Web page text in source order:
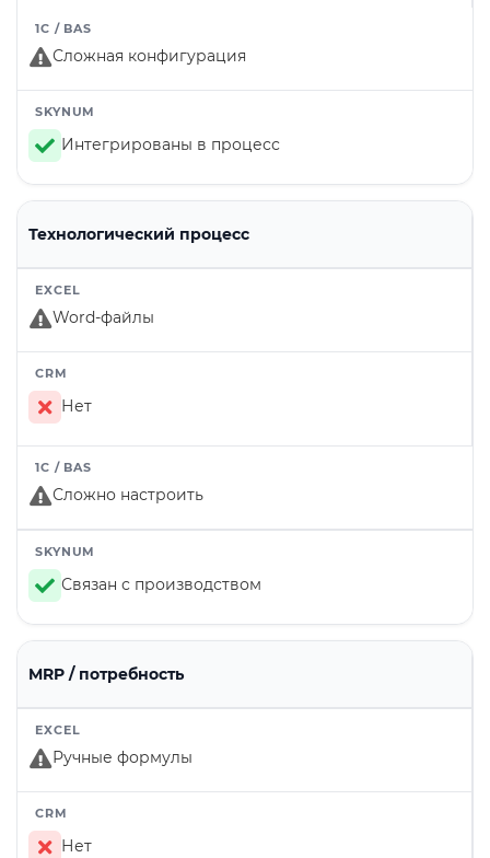
Сложная конфигурация
Интегрированы в процесс
Технологический процесс
Word-файлы
Нет
Сложно настроить
Связан с производством
MRP / потребность
Ручные формулы
Нет